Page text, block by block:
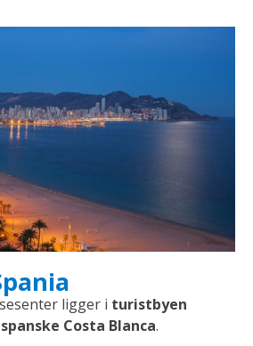
ligger i turistbyen
Costa Blanca.